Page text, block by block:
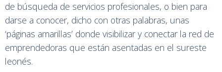
de búsqueda de servicios profesionales, o bien para
darse a conocer, dicho con otras palabras, unas
‘páginas amarillas’ donde visibilizar y conectar la red de
emprendedoras que están asentadas en el sureste
leonés.